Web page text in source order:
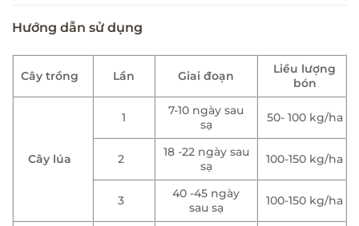
Hướng dẫn sử dụng
Cây trồng Lần Giai đoạn
Liều lượng
bón
Cây lúa
1
7-10 ngày sau
sạ
50- 100 kg/ha
2
18 -22 ngày sau
sạ
100-150 kg/ha
3
40 -45 ngày
sau sạ
100-150 kg/ha